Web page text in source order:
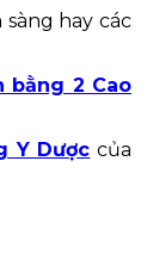
hay các
bằng 2 Cao
Y Dược của